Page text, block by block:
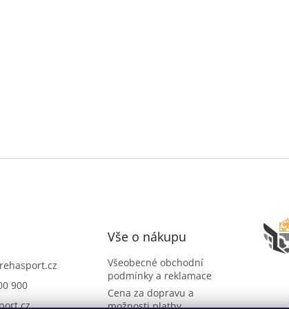
rehasport.cz
900
Vše o nákupu
Všeobecné obchodní
podmínky a reklamace
Cena za dopravu a
možnosti platby